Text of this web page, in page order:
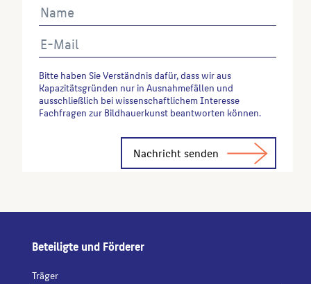
Bitte haben Sie Verständnis dafür, dass wir aus
Kapazitätsgründen nur in Ausnahmefällen und
ausschließlich bei wissenschaftlichem Interesse
Fachfragen zur Bildhauerkunst beantworten können.
Beteiligte und Förderer
Träger